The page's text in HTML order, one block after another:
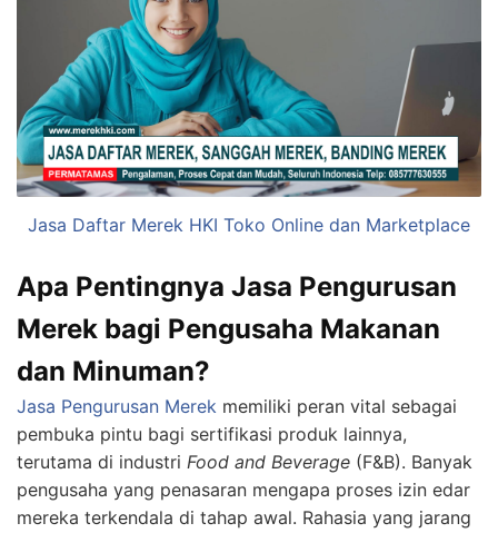
Jasa Daftar Merek HKI Toko Online dan Marketplace
Apa Pentingnya Jasa Pengurusan
Merek bagi Pengusaha Makanan
dan Minuman?
Jasa Pengurusan Merek memiliki peran vital sebagai
pembuka pintu bagi sertifikasi produk lainnya,
terutama di industri Food and Beverage (F&B). Banyak
pengusaha yang penasaran mengapa proses izin edar
mereka terkendala di tahap awal. Rahasia yang jarang